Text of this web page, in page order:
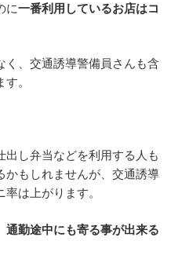
に一番利用しているお店はコ
く、交通誘導警備員さんも含
。
出し弁当などを利用する人も
かもしれませんが、交通誘導
は上がります。
通勤途中にも寄る事が出来る